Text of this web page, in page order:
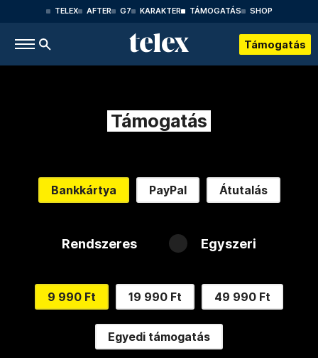
TELEX AFTER G7 KARAKTER TÁMOGATÁS SHOP
Támogatás
Támogatás
Bankkártya PayPal Átutalás
Rendszeres Egyszeri
9 990 Ft 19 990 Ft 49 990 Ft
Egyedi támogatás